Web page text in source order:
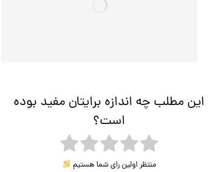
این مطلب چه اندازه برایتان مفید بوده
است؟
منتظر اولین رای شما هستیم